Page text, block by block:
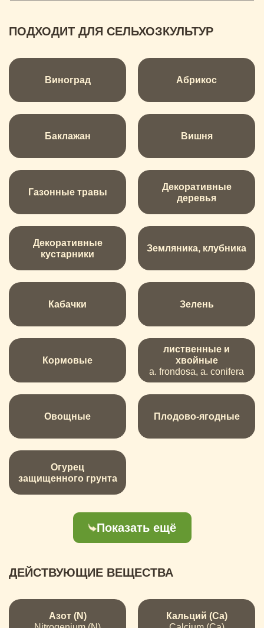
ПОДХОДИТ ДЛЯ СЕЛЬХОЗКУЛЬТУР
Виноград Абрикос
Баклажан Вишня
Газонные травы
Декоративные
деревья
Декоративные
кустарники
Земляника, клубника
Кабачки Зелень
Кормовые
лиственные и
хвойные
a. frondosa, a. conifera
Овощные Плодово-ягодные
Огурец
защищенного грунта
Показать ещё
ДЕЙСТВУЮЩИЕ ВЕЩЕСТВА
Азот (N)
Кальций (Ca)